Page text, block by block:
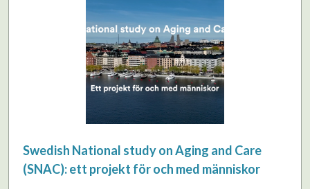
Swedish National study on Aging and Care
(SNAC): ett projekt för och med människor